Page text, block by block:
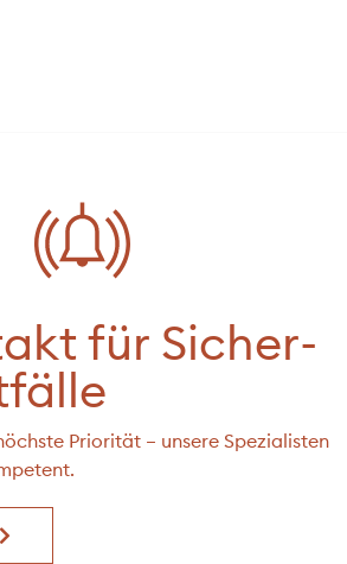
für Sicher­
Priorität – unsere Spezialisten